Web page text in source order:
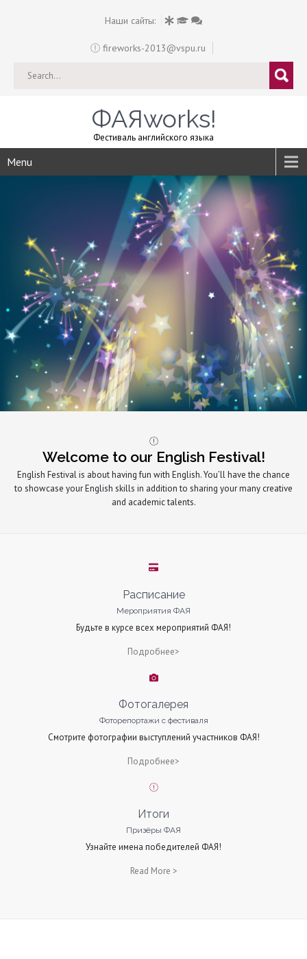
Наши сайты:
fireworks-2013@vspu.ru
ФАЯworks!
Фестиваль английского языка
Menu
Welcome to our English Festival!
English Festival is about having fun with English. You’ll have the chance
to showcase your English skills in addition to sharing your many creative
and academic talents.
Расписание
Мероприятия ФАЯ
Будьте в курсе всех мероприятий ФАЯ!
Подробнее>
Фотогалерея
Фоторепортажи с фестиваля
Смотрите фотографии выступлений участников ФАЯ!
Подробнее>
Итоги
Призёры ФАЯ
Узнайте имена победителей ФАЯ!
Read More >